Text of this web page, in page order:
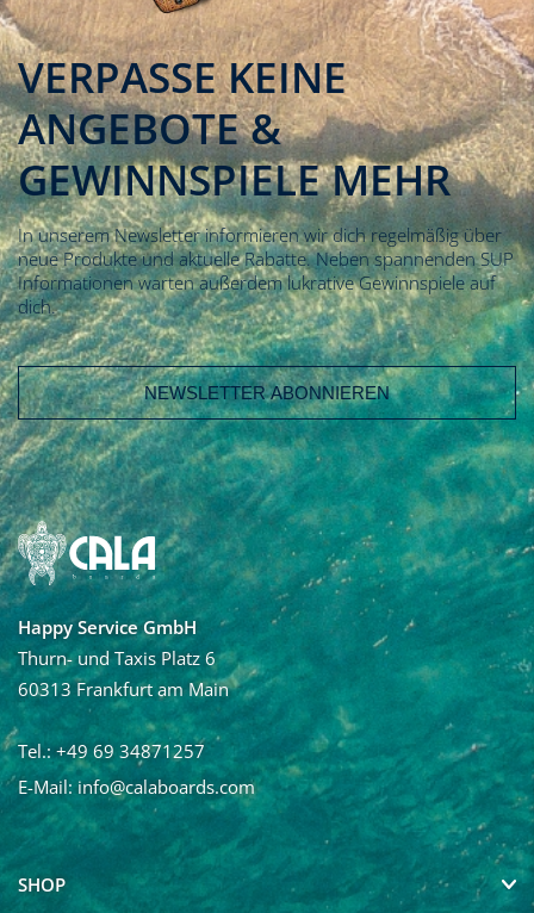
VERPASSE KEINE
ANGEBOTE &
GEWINNSPIELE MEHR
In unserem Newsletter informieren wir dich regelmäßig über
neue Produkte und aktuelle Rabatte. Neben spannenden SUP
Informationen warten außerdem lukrative Gewinnspiele auf
dich.
E-Mail Adresse
Vorname
Nachname
Ja, ich möchte den Newsletter von Calaboards erhalten
und regelmäßig mit Neuigkeiten und über Angebote
informiert werden. Die Abmeldung vom Newsletter ist
jederzeit möglich.
Happy Service GmbH
Thurn- und Taxis Platz 6
60313 Frankfurt am Main
Tel.: +49 69 34871257
E-Mail: info@calaboards.com
SHOP